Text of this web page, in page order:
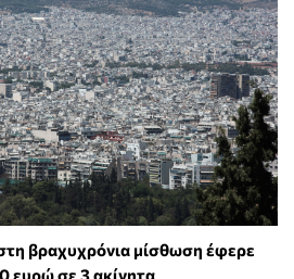
βραχυχρόνια μίσθωση έφερε
ευρώ σε 3 ακίνητα